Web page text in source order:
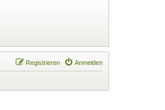
Anmelden
Registrieren